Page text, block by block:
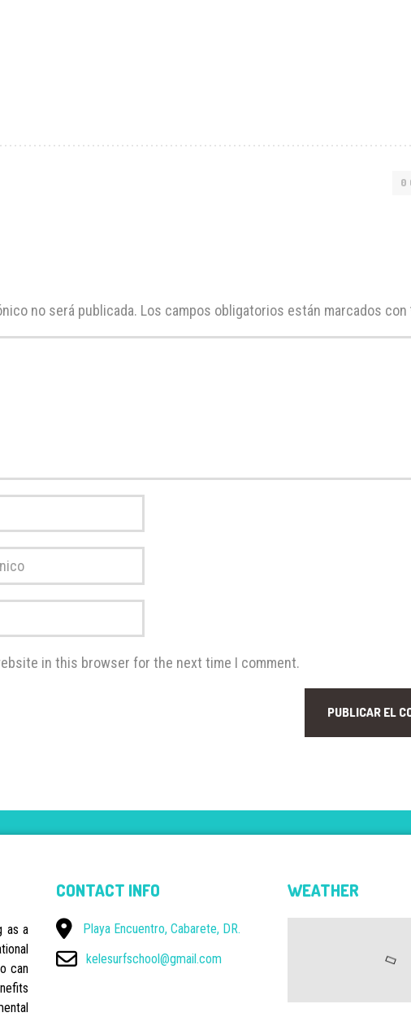
0
no será publicada. Los campos obligatorios están marcados con
in this browser for the next time I comment.
as a
can
CONTACT INFO
Playa Encuentro, Cabarete, DR.
kelesurfschool@gmail.com
WEATHER